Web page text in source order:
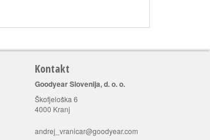
Kontakt
Goodyear Slovenija, d. o. o.
Škofjeloška 6
4000 Kranj
andrej_vranicar@goodyear.com